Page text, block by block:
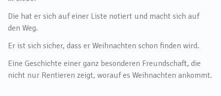
Die hat er sich auf einer Liste notiert und macht sich auf
den Weg.
Er ist sich sicher, dass er Weihnachten schon finden wird.
Eine Geschichte einer ganz besonderen Freundschaft, die
nicht nur Rentieren zeigt, worauf es Weihnachten ankommt.